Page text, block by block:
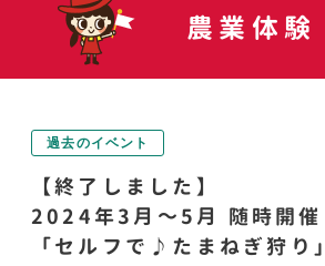
農業体験
過去のイベント
【終了しました】
2024年3月～5月 随時開催
「セルフで♪たまねぎ狩り」